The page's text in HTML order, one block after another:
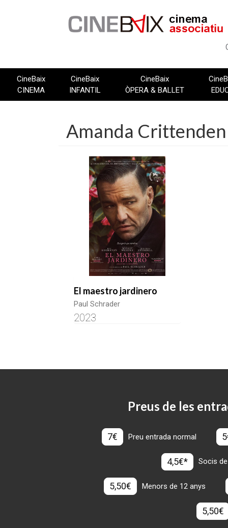
CineBaix
CINEMA
CineBaix
INFANTIL
CineBaix
ÒPERA & BALLET
Amanda Crittenden
El maestro jardinero
Paul Schrader
2023
Preus de les
7€ Preu entrada normal
4,5€* Socis
5,50€ Menors de 12 anys
5,50€